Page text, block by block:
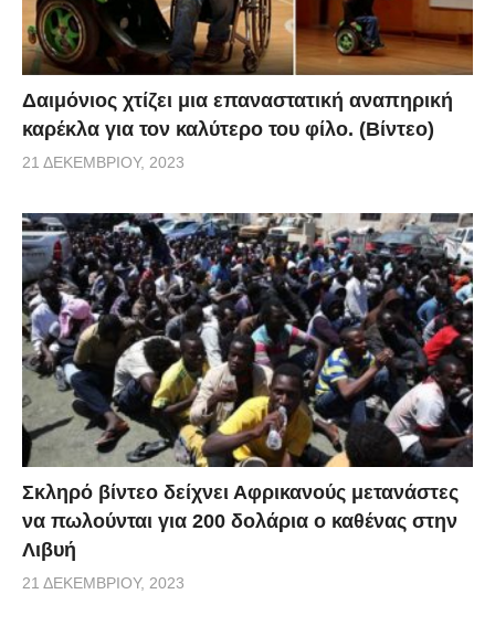
Δαιμόνιος χτίζει μια επαναστατική αναπηρική
καρέκλα για τον καλύτερο του φίλο. (Βίντεο)
21 ΔΕΚΕΜΒΡΊΟΥ, 2023
Σκληρό βίντεο δείχνει Αφρικανούς μετανάστες
να πωλούνται για 200 δολάρια ο καθένας στην
Λιβυή
21 ΔΕΚΕΜΒΡΊΟΥ, 2023